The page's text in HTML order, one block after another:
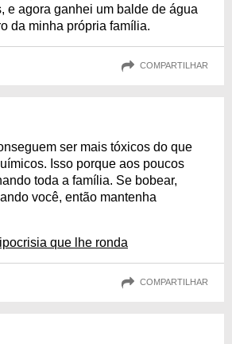
e agora ganhei um balde de água
da minha própria família.
COMPARTILHAR
ser mais tóxicos do que
Isso porque aos poucos
toda a família. Se bobear,
você, então mantenha
que lhe ronda
COMPARTILHAR